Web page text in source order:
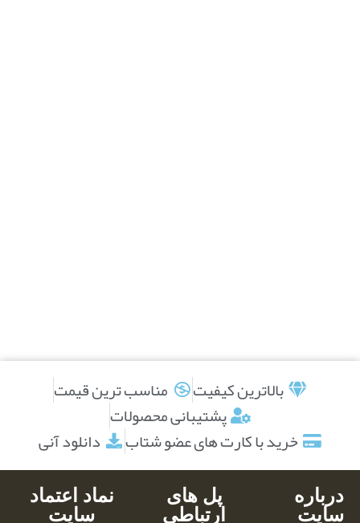
بالاترین کیفیت
مناسب ترین قیمت
پشتیبانی محصولات
خرید با کارت های عضو شتاب
دانلود آنی
درباره
سایت
پل های
ارتباطی
نماد اعتماد
سایت